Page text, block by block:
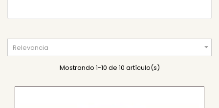
Relevancia 
Mostrando 1-10 de 10 artículo(s)